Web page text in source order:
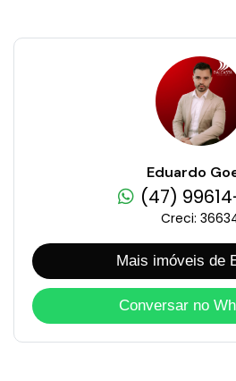
Eduardo
(47)
Creci:
Mais imóveis de
Conversar no